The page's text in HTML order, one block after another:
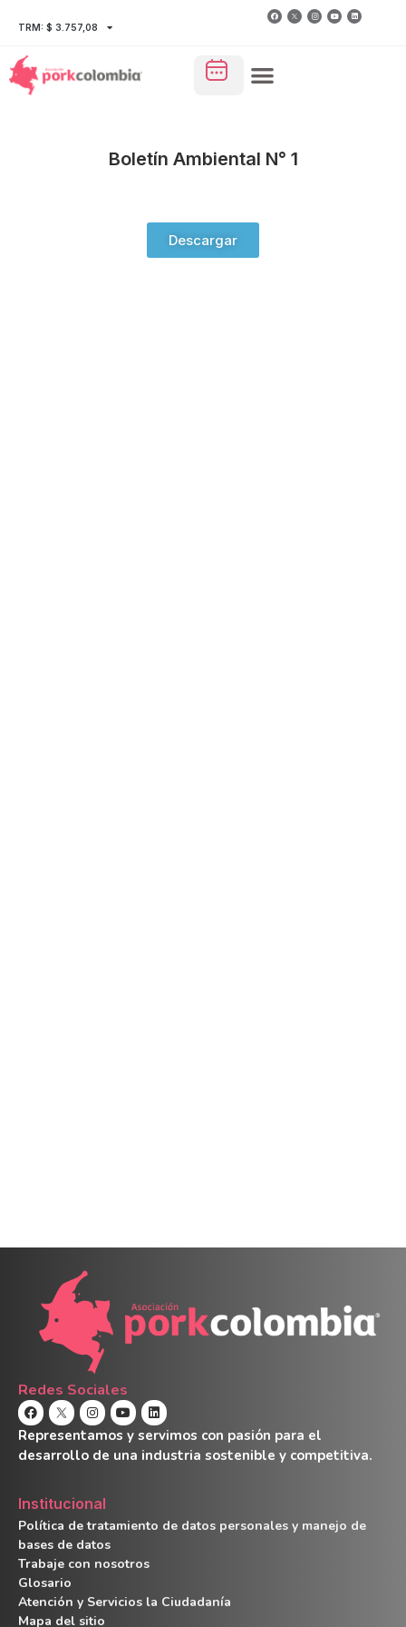
TRM: $ 3.757,08
Boletín Ambiental N° 1
Descargar
Redes Sociales
Representamos y servimos con pasión para el
desarrollo de una industria sostenible y competitiva.
Institucional
Política de tratamiento de datos personales y manejo de
bases de datos
Trabaje con nosotros
Glosario
Atención y Servicios la Ciudadanía
Mapa del sitio